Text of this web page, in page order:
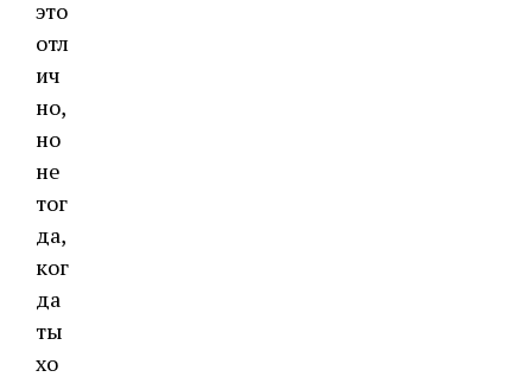
это
отл
ич
но,
но
не
тог
да,
ког
да
ты
хо